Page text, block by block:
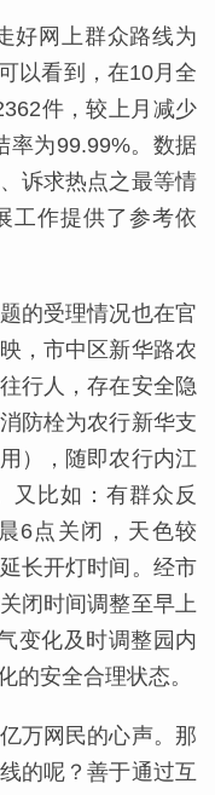
好网上群众路线为
以看到，在10月全
件，较上月减少
率为99.99%。数据
诉求热点之最等情
工作提供了参考依
的受理情况也在官
，市中区新华路农
行人，存在安全隐
防栓为农行新华支
），随即农行内江
又比如：有群众反
6点关闭，天色较
长开灯时间。经市
闭时间调整至早上
变化及时调整园内
的安全合理状态。
万网民的心声。那
的呢？善于通过互